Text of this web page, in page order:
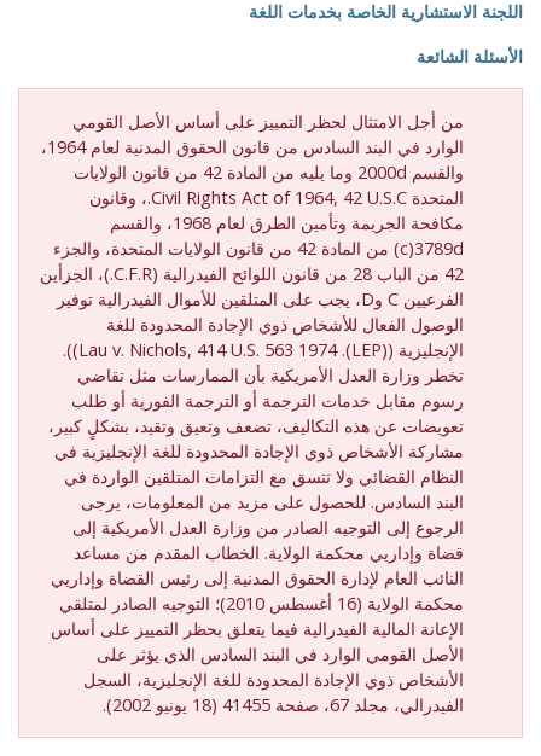
اللجنة الاستشارية الخاصة بخدمات اللغة
الأسئلة الشائعة
من أجل الامتثال لحظر التمييز على أساس الأصل القومي
الوارد في البند السادس من قانون الحقوق المدنية لعام 1964،
والقسم 2000d وما يليه من المادة 42 من قانون الولايات
المتحدة Civil Rights Act of 1964, 42 U.S.C.، وقانون
مكافحة الجريمة وتأمين الطرق لعام 1968، والقسم
3789d(‏c) من المادة 42 من قانون الولايات المتحدة، والجزء
42 من الباب 28 من قانون اللوائح الفيدرالية (C.F.R.)، الجزأين
الفرعيين C وD، يجب على المتلقين للأموال الفيدرالية توفير
الوصول الفعال للأشخاص ذوي الإجادة المحدودة للغة
الإنجليزية ((LEP). Lau v. Nichols, 414 U.S. 563 1974)).
تخطر وزارة العدل الأمريكية بأن الممارسات مثل تقاضي
رسوم مقابل خدمات الترجمة أو الترجمة الفورية أو طلب
تعويضات عن هذه التكاليف، تضعف وتعيق وتقيد، بشكلٍ كبير،
مشاركة الأشخاص ذوي الإجادة المحدودة للغة الإنجليزية في
النظام القضائي ولا تتسق مع التزامات المتلقين الواردة في
البند السادس. للحصول على مزيد من المعلومات، يرجى
الرجوع إلى التوجيه الصادر من وزارة العدل الأمريكية إلى
قضاة وإداريي محكمة الولاية. الخطاب المقدم من مساعد
النائب العام لإدارة الحقوق المدنية إلى رئيس القضاة وإداريي
محكمة الولاية (16 أغسطس 2010)؛ التوجيه الصادر لمتلقي
الإعانة المالية الفيدرالية فيما يتعلق بحظر التمييز على أساس
الأصل القومي الوارد في البند السادس الذي يؤثر على
الأشخاص ذوي الإجادة المحدودة للغة الإنجليزية، السجل
الفيدرالي، مجلد 67، صفحة 41455 (18 يونيو 2002).